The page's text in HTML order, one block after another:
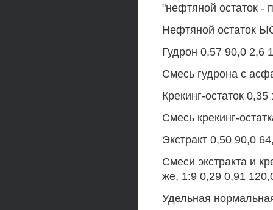
"нефтяной остаток -
Нефтяной остаток
Гудрон 0,57 90,0 2,6
Смесь гудрона с
Крекинг-остаток
Смесь крекинг-
Экстракт 0,50 90,0
Смеси экстракта и
же, 1:9 0,29 0,91
Удельная